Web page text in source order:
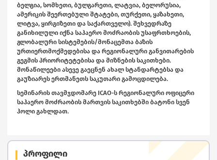
პროფილი
ბელგია, სომხეთი, ბულგარეთი, ლატვია, ბელორუსია,
ამერიკის შეერთებული შტატები, თურქეთი, ყაზახეთი,
ლიტვა, ყირგიზეთი და საქართველო). შეხვედრაზე
განიხილული იქნა საჰაერო მოძრაობის უსაფრთხოების,
გლობალური სისტემების/მონაცემთა ბაზის
ურთიერთმოქმედებისა და რეგიონალური განვითარების
გეგმის პრიორიტეტებისა და მიზნების საკითხები.
მონაწილეები ასევე გაეცნენ ახალ სტანდარტებსა და
გაუზიარეს ერთმანეთს საკუთარი გამოცდილება.
სემინარის თავმჯდომარე ICAO-ს რეგიონალური ოფიცერი
საჰაერო მოძრაობის მართვის საკითხებში ბატონი სვენ
ჰოლი გახლდათ.